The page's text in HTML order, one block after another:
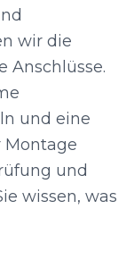
wir die
Anschlüsse.
und eine
Montage
und
wissen, was